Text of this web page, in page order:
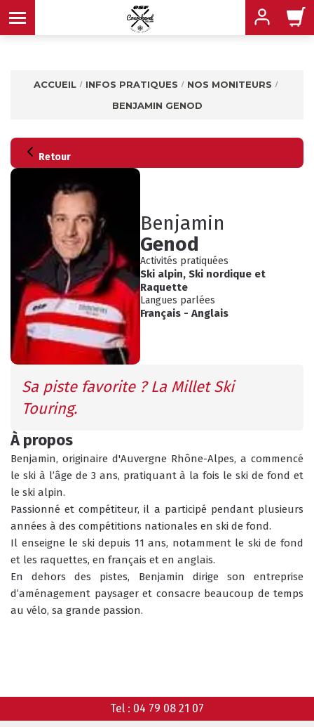
MENU
INFOS PRATIQUES
HORAIRES
DU BUREAU ESF
MENU
CONSEILS
QUEL EST MON NIVEAU ?
MENU
AGENDA
ANIMATIONS
MENU
COURS COLLECTIFS
RÉSERVER
MENU
COURS PRIVÉS
RÉSERVER
ACCUEIL INFOS PRATIQUES
NOS MONITEURS
BENJAMIN GENOD
Retour
Benjamin
Genod
Activités pratiquées
Ski alpin,Ski nordique et
Raquette
Langues parlées
Français -Anglais
Sa piste favorite ? La Millet Ski
Touring.
À propos
Benjamin, originaire d'Auvergne Rhône-Alpes, a commencé
le ski à l’âge de 3 ans, pratiquant à la fois le ski de fond et
le ski alpin.
Passionné et compétiteur, il a participé pendant plusieurs
années à des compétitions nationales en ski de fond.
Il enseigne le ski depuis 11 ans, notamment le ski de fond
et les raquettes, en français et en anglais.
En dehors des pistes, Benjamin dirige son entreprise
d’aménagement paysager et consacre beaucoup de temps
au vélo, sa grande passion.
Tel : 04 79 08 21 07